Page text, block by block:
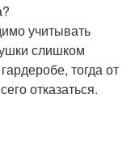
учитывать
слишком
тогда от
отказаться.